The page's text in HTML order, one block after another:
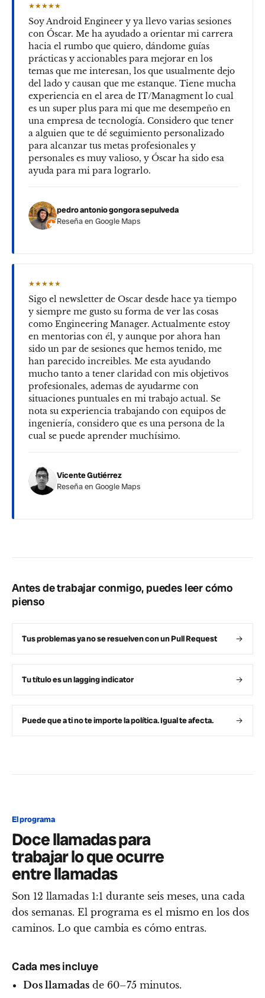
★★★★★
Soy Android Engineer y ya llevo varias sesiones
con Óscar. Me ha ayudado a orientar mi carrera
hacia el rumbo que quiero, dándome guías
prácticas y accionables para mejorar en los
temas que me interesan, los que usualmente dejo
del lado y causan que me estanque. Tiene mucha
experiencia en el area de IT/Managment lo cual
es un super plus para mi que me desempeño en
una empresa de tecnología. Considero que tener
a alguien que te dé seguimiento personalizado
para alcanzar tus metas profesionales y
personales es muy valioso, y Óscar ha sido esa
ayuda para mi para lograrlo.
pedro antonio gongora sepulveda
Reseña en Google Maps
★★★★★
Sigo el newsletter de Oscar desde hace ya tiempo
y siempre me gusto su forma de ver las cosas
como Engineering Manager. Actualmente estoy
en mentorias con él, y aunque por ahora han
sido un par de sesiones que hemos tenido, me
han parecido increibles. Me esta ayudando
mucho tanto a tener claridad con mis objetivos
profesionales, ademas de ayudarme con
situaciones puntuales en mi trabajo actual. Se
nota su experiencia trabajando con equipos de
ingeniería, considero que es una persona de la
cual se puede aprender muchísimo.
Vicente Gutiérrez
Reseña en Google Maps
Antes de trabajar conmigo, puedes leer cómo
pienso
Tus problemas ya no se resuelven con un Pull Request →
Tu título es un lagging indicator →
Puede que a ti no te importe la política. Igual te afecta. →
El programa
Doce llamadas para
trabajar lo que ocurre
entre llamadas
Son 12 llamadas 1:1 durante seis meses, una cada
dos semanas. El programa es el mismo en los dos
caminos. Lo que cambia es cómo entras.
Cada mes incluye
Dos llamadas de 60–75 minutos.